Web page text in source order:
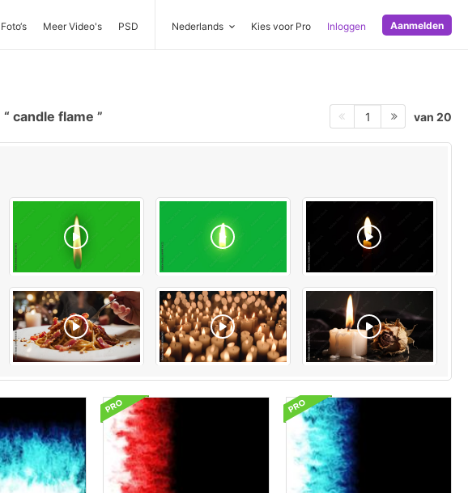
Foto‘s Meer Video's PSD Nederlands Kies voor Pro Inloggen Aanmelden
candle flame 1 van 20